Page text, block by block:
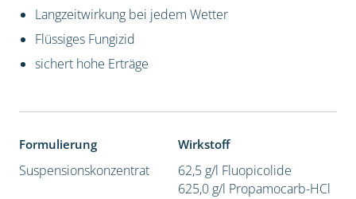
Langzeitwirkung bei jedem Wetter
Flüssiges Fungizid
sichert hohe Erträge
Formulierung
Suspensionskonzentrat
Wirkstoff
62,5 g/l Fluopicolide
625,0 g/l Propamocarb-HCl